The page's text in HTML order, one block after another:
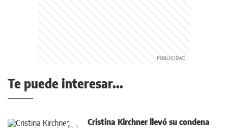
Te puede interesar...
Cristina Kirchner llevó su condena